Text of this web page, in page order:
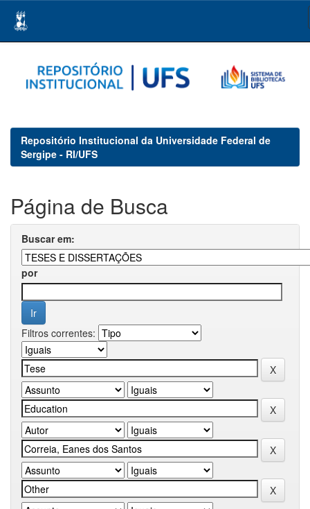
navigation
Repositório Institucional da Universidade Federal de
Sergipe - RI/UFS
Página de Busca
Buscar em:
por
Filtros correntes: